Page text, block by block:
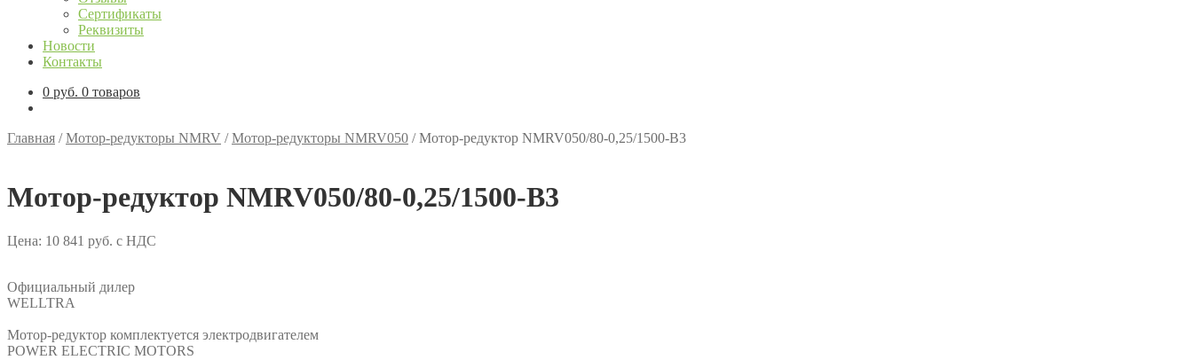
Сертификаты
Реквизиты
Новости
Контакты
0 руб. 0 товаров
Главная /Мотор-редукторы NMRV /Мотор-редукторы NMRV050 /Мотор-редуктор NMRV050/80-0,25/1500-B3
Мотор-редуктор NMRV050/80-0,25/1500-B3
Цена: 10 841 руб. с НДС
Официальный дилер
WELLTRA
Мотор-редуктор комплектуется электродвигателем
POWER ELECTRIC MOTORS